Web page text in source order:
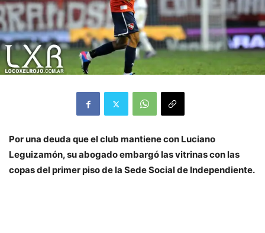
Por una deuda que el club mantiene con Luciano
Leguizamón, su abogado embargó las vitrinas con las
copas del primer piso de la Sede Social de Independiente.